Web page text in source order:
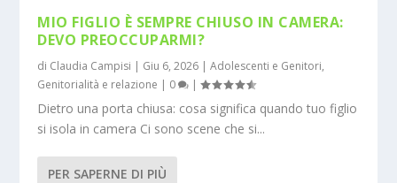
MIO FIGLIO È SEMPRE CHIUSO IN CAMERA:
DEVO PREOCCUPARMI?
di Claudia Campisi | Giu 6, 2026 |Adolescenti e Genitori,
Genitorialità e relazione | 0 |
Dietro una porta chiusa: cosa significa quando tuo figlio
si isola in camera Ci sono scene che si...
PER SAPERNE DI PIÙ